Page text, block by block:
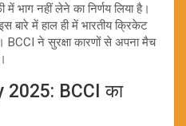
में भाग नहीं लेने का निर्णय लिया है।
बारे में हाल ही में भारतीय क्रिकेट
BCCI ने सुरक्षा कारणों से अपना मैच
2025: BCCI का